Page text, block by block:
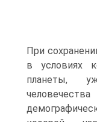
При
в условиях
планеты,